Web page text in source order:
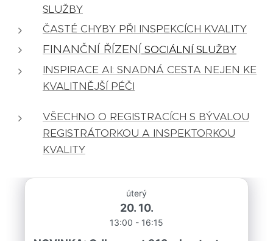
SLUŽBY
ČASTÉ CHYBY PŘI INSPEKCÍCH KVALITY
FINANČNÍ ŘÍZENÍ SOCIÁLNÍ SLUŽBY
INSPIRACE AI: SNADNÁ CESTA NEJEN KE
KVALITNĚJŠÍ PÉČI
VŠECHNO O REGISTRACÍCH S BÝVALOU
REGISTRÁTORKOU A INSPEKTORKOU
KVALITY